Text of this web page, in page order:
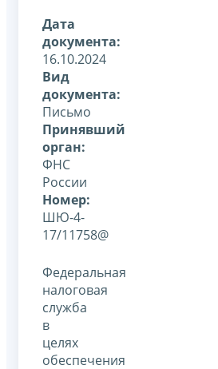
Дата
документа:
16.10.2024
Вид
документа:
Письмо
Принявший
орган:
ФНС
России
Номер:
ШЮ-4-
17/11758@
Федеральная
налоговая
служба
в
целях
обеспечения